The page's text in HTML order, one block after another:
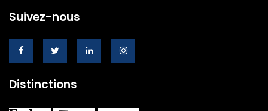
Suivez-nous
Distinctions